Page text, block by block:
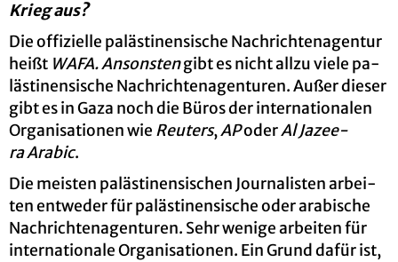
Krieg aus?
Die of­fi­zi­el­le pa­läs­ti­nen­si­sche Nach­rich­ten­agen­tur
heißt WAFA. An­sons­tengibt es nicht allzu viele pa­
läs­ti­nen­si­sche Nach­rich­ten­agen­tu­ren. Außer die­ser
gibt es in Gaza noch die Büros der in­ter­na­tio­na­len
Or­ga­ni­sa­tio­nen wie Reu­ters,APoderAl Ja­zee­
ra Ara­bic.
Die meis­ten pa­läs­ti­nen­si­schen Jour­na­lis­ten ar­bei­
ten ent­we­der für pa­läs­ti­nen­si­sche oder ara­bi­sche
Nach­rich­ten­agen­tu­ren. Sehr we­ni­ge ar­bei­ten für
in­ter­na­tio­na­le Or­ga­ni­sa­tio­nen. Ein Grund dafür ist,